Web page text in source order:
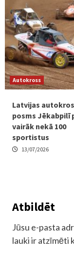
Autokross
Latvijas
posms Jēkabpilī
vairāk nekā 100
sportistus
13/07/2026
Atbildēt
Jūsu e-pasta
lauki ir atzīmēti